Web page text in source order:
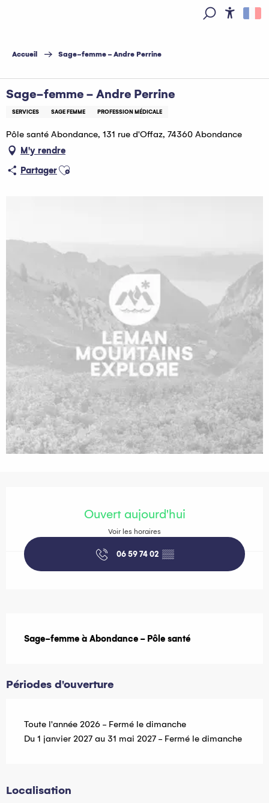
principal
Accueil Sage-femme - Andre Perrine
Sage-femme - Andre Perrine
SERVICES SAGE FEMME PROFESSION MÉDICALE
Pôle santé Abondance, 131 rue d'Offaz, 74360 Abondance
M'y rendre
PartagerAjouter aux favoris
Ouvert aujourd'hui
Voir les horaires
06 59 74 02 ▒▒
Sage-femme à Abondance - Pôle santé
Périodes d'ouverture
Toute l'année 2026 - Fermé le dimanche
Du 1 janvier 2027 au 31 mai 2027 - Fermé le dimanche
Localisation